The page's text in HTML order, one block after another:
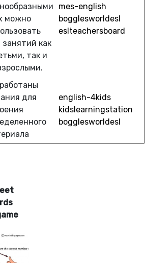
можно
занятий как
так и
mes-english
bogglesworldesl
eslteachersboard
для
english-4kids
kidslearningstation
bogglesworldesl